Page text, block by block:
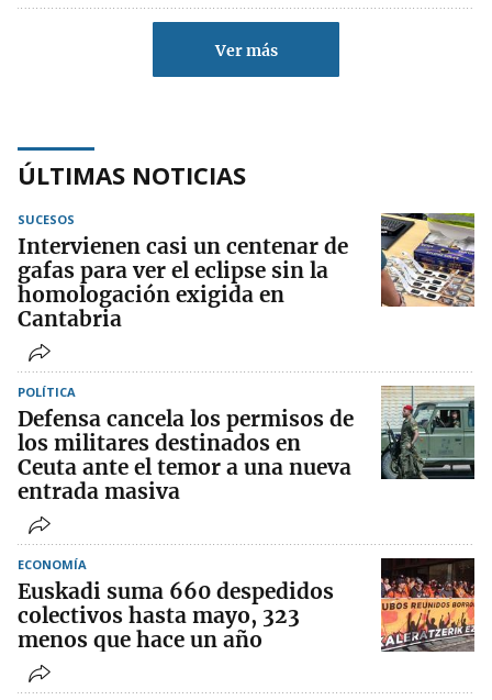
Ver más
ÚLTIMAS NOTICIAS
SUCESOS
Intervienen casi un centenar de
gafas para ver el eclipse sin la
homologación exigida en
Cantabria
POLÍTICA
Defensa cancela los permisos de
los militares destinados en
Ceuta ante el temor a una nueva
entrada masiva
ECONOMÍA
Euskadi suma 660 despedidos
colectivos hasta mayo, 323
menos que hace un año